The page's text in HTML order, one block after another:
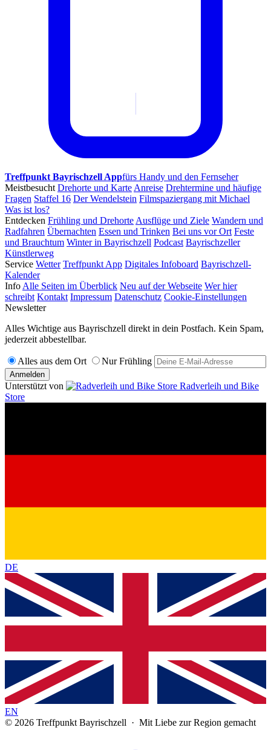
Treffpunkt Bayrischzell Appfürs Handy und den Fernseher
Meistbesucht Drehorte und Karte Anreise Drehtermine und häufige
Fragen Staffel 16 Der Wendelstein Filmspaziergang mit Michael
Was ist los?
Entdecken Frühling und Drehorte Ausflüge und Ziele Wandern und
Radfahren Übernachten Essen und Trinken Bei uns vor Ort Feste
und Brauchtum Winter in Bayrischzell Podcast Bayrischzeller
Künstlerweg
Service Wetter Treffpunkt App Digitales Infoboard Bayrischzell-
Kalender
Info Alle Seiten im Überblick Neu auf der Webseite Wer hier
schreibt Kontakt Impressum Datenschutz Cookie-Einstellungen
Newsletter
Alles Wichtige aus Bayrischzell direkt in dein Postfach. Kein Spam,
jederzeit abbestellbar.
Alles aus dem Ort Nur Frühling
Anmelden
Unterstützt von
Radverleih und Bike
Store
DE
EN
© 2026 Treffpunkt Bayrischzell · Mit Liebe zur Region gemacht